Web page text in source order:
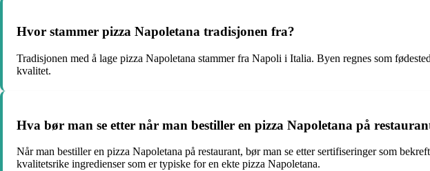
Hvor stammer pizza Napoletana tradisjonen fra?
Tradisjonen med å lage pizza Napoletana stammer fra Napoli i Italia. Byen regnes som
kvalitet.
Hva bør man se etter når man bestiller en pizza Napoletana på
Når man bestiller en pizza Napoletana på restaurant, bør man se etter sertifiseringer som
kvalitetsrike ingredienser som er typiske for en ekte pizza Napoletana.